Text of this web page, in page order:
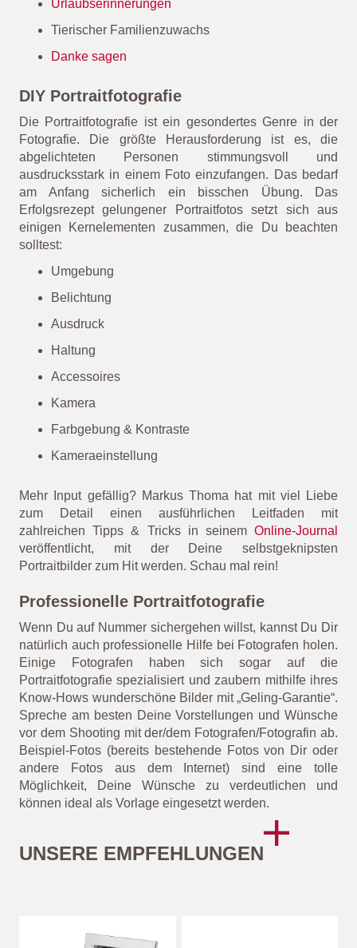
Valentinstag
Das erste Date
Jahrestag
Verlobung
Urlaubserinnerungen
Tierischer Familienzuwachs
Danke sagen
DIY Portraitfotografie
Die Portraitfotografie ist ein gesondertes Genre in der
Fotografie. Die größte Herausforderung ist es, die
abgelichteten Personen stimmungsvoll und
ausdrucksstark in einem Foto einzufangen. Das bedarf
am Anfang sicherlich ein bisschen Übung. Das
Erfolgsrezept gelungener Portraitfotos setzt sich aus
einigen Kernelementen zusammen, die Du beachten
Umgebung
Ausdruck
Haltung
Accessoires
Kamera
Farbgebung & Kontraste
Kameraeinstellung
Mehr Input gefällig? Markus Thoma hat mit viel Liebe
zum Detail einen ausführlichen Leitfaden mit
zahlreichen Tipps & Tricks in seinemOnline-Journal
veröffentlicht, mit der Deine selbstgeknipsten
Portraitbilder zum Hit werden. Schau mal rein!
Professionelle Portraitfotografie
Wenn Du auf Nummer sichergehen willst, kannst Du Dir
natürlich auch professionelle Hilfe bei Fotografen holen.
Einige Fotografen haben sich sogar auf die
Portraitfotografie spezialisiert und zaubern mithilfe ihres
andere Fotos aus dem Internet) sind eine tolle